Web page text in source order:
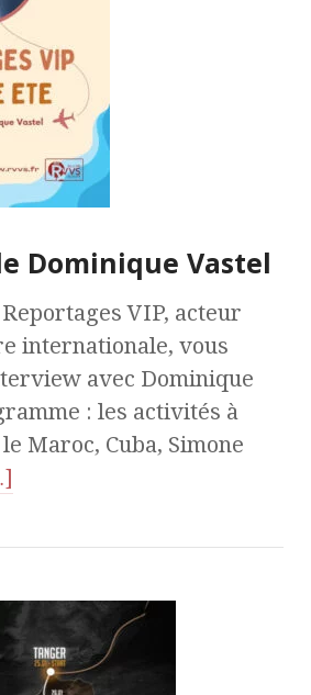
Dominique Vastel
VIP, acteur
internationale, vous
avec Dominique
: les activités à
Maroc, Cuba, Simone